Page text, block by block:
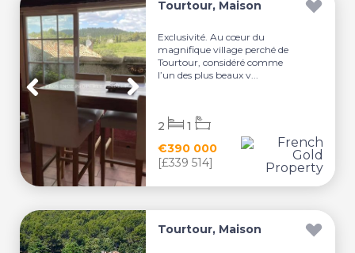
Tourtour, Maison
Exclusivité. Au cœur du
magnifique village perché de
Tourtour, considéré comme
l’un des plus beaux v...
€390 000
[£339 514]
2 1
Tourtour, Maison